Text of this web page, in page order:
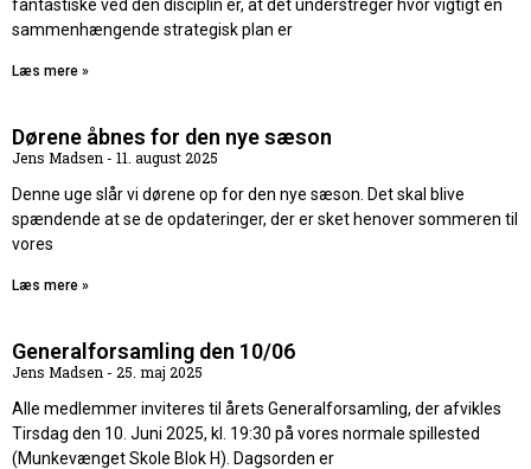
fantastiske ved den disciplin er, at det understreger hvor vigtigt en
sammenhængende strategisk plan er
Læs mere »
Dørene åbnes for den nye sæson
Jens Madsen
11. august 2025
Denne uge slår vi dørene op for den nye sæson. Det skal blive
spændende at se de opdateringer, der er sket henover sommeren til
vores
Læs mere »
Generalforsamling den 10/06
Jens Madsen
25. maj 2025
Alle medlemmer inviteres til årets Generalforsamling, der afvikles
Tirsdag den 10. Juni 2025, kl. 19:30 på vores normale spillested
(Munkevænget Skole Blok H). Dagsorden er